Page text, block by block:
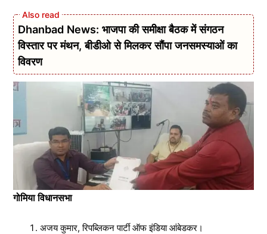
Dhanbad News: भाजपा की समीक्षा बैठक में संगठन
विस्तार पर मंथन, बीडीओ से मिलकर सौंपा जनसमस्याओं का
विवरण
गोमिया विधानसभा
अजय कुमार, रिपब्लिकन पार्टी ऑफ इंडिया आंबेडकर।